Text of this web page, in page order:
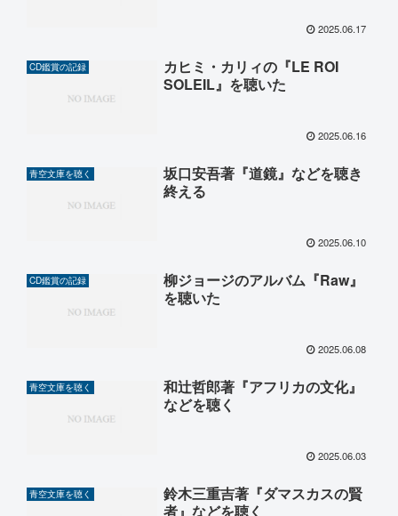
2025.06.17
CD鑑賞の記録
カヒミ・カリィの『LE ROI
SOLEIL』を聴いた
2025.06.16
青空文庫を聴く
坂口安吾著『道鏡』などを聴き
終える
2025.06.10
CD鑑賞の記録
柳ジョージのアルバム『Raw』
を聴いた
2025.06.08
青空文庫を聴く
和辻哲郎著『アフリカの文化』
などを聴く
2025.06.03
青空文庫を聴く
鈴木三重吉著『ダマスカスの賢
者』などを聴く